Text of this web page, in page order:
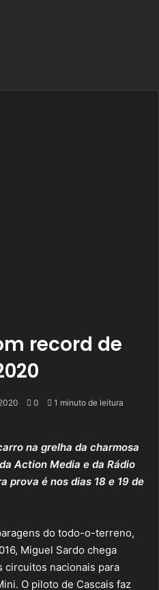
record de
0 1 minuto de leitura
na grelha da charmosa
Action Media e da Rádio
prova é nos dias 18 e 19 de
do todo-o-terreno,
Miguel Sardo chega
circuitos nacionais para
O piloto de Cascais faz